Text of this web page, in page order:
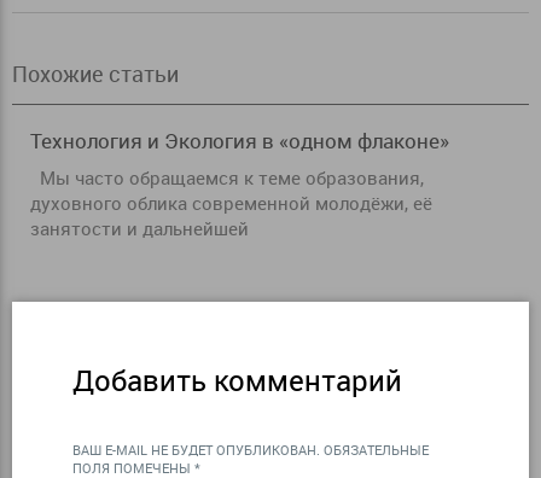
Похожие статьи
Технология и Экология в «одном флаконе»
Мы часто обращаемся к теме образования,
духовного облика современной молодёжи, её
занятости и дальнейшей
Добавить комментарий
ВАШ E-MAIL НЕ БУДЕТ ОПУБЛИКОВАН. ОБЯЗАТЕЛЬНЫЕ
ПОЛЯ ПОМЕЧЕНЫ *